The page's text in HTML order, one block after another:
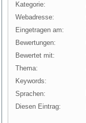
Kategorie:
Webadresse:
Eingetragen am:
Bewertungen:
Bewertet mit:
Thema:
Keywords:
Sprachen:
Diesen Eintrag: